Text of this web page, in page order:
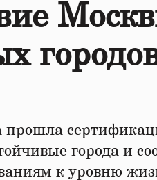
прошла
города и
к уровню